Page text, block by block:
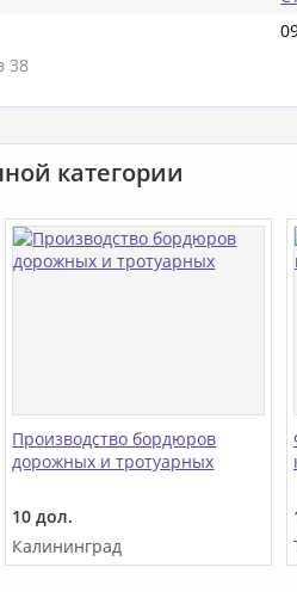
38
категории
Производство бордюров
дорожных и тротуарных
10 дол.
Калининград